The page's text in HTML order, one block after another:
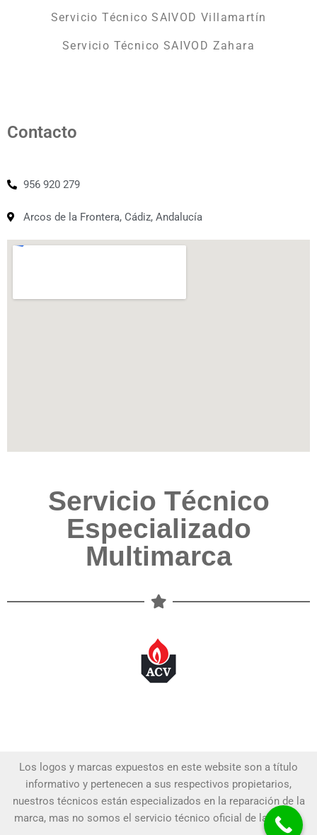
Servicio Técnico SAIVOD Villamartín
Servicio Técnico SAIVOD Zahara
Contacto
956 920 279
Arcos de la Frontera, Cádiz, Andalucía
Servicio Técnico
Especializado
Multimarca
Los logos y marcas expuestos en este website son a título
informativo y pertenecen a sus respectivos propietarios,
nuestros técnicos están especializados en la reparación de la
marca, mas no somos el servicio técnico oficial de la marca.